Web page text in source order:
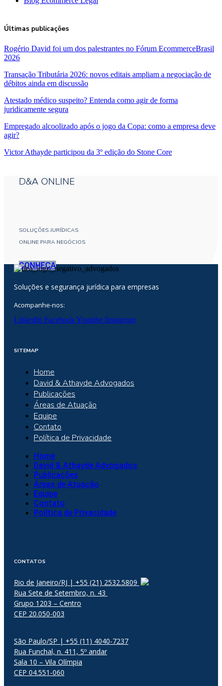
Últimas publicações
Rogério David foi um dos palestrantes no Fórum EcommerceBrasil
2026
Transação Tributária 2026: novos editais ampliam a negociação de
débitos ainda em discussão
Atestado médico suspeito? Entenda como agir de forma
juridicamente segura
Empregado alcoolizado após o jogo da Copa: como a empresa deve
agir?
Victor Athayde participou da 3º edição do Stone Core
D&A ONLINE
SOLUÇÕES JURÍDICAS
ONLINE PARA NEGÓCIOS
CONHEÇA
Soluções e segurança jurídica para empresas
Acompanhe-nos:
Linkedin FacebookYoutube Instagram
SITEMAP
Home
David & Athayde Advogados
Publicações
Áreas de Atuação
Equipe
Contato
Política de Privacidade
Home
David & Athayde Advogados
Publicações
Áreas de Atuação
Equipe
Contato
Política de Privacidade
CONTATOS
Rio de Janeiro/RJ | +55 (21) 2532.5809
Rua Sete de Setembro, n. 43
Grupo 1203 – Centro
CEP 20.050-003
São Paulo/SP | +55 (11) 4040-7237
Rua Funchal, n. 411, 5º andar
Sala 10 – Vila Olímpia
CEP 04.551-060